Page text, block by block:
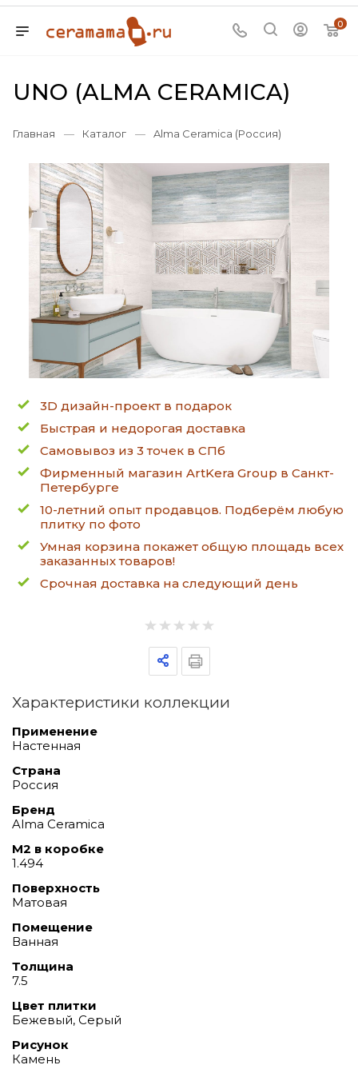
0
UNO (ALMA CERAMICA)
Главная — Каталог — Alma Ceramica (Россия)
3D дизайн-проект в подарок
Быстрая и недорогая доставка
Самовывоз из 3 точек в СПб
Фирменный магазин ArtKera Group в Санкт-
Петербурге
10-летний опыт продавцов. Подберём любую
плитку по фото
Умная корзина покажет общую площадь всех
заказанных товаров!
Срочная доставка на следующий день
Характеристики коллекции
Применение
Настенная
Страна
Россия
Бренд
Alma Ceramica
М2 в коробке
1.494
Поверхность
Матовая
Помещение
Ванная
Толщина
7.5
Цвет плитки
Бежевый, Серый
Рисунок
Камень